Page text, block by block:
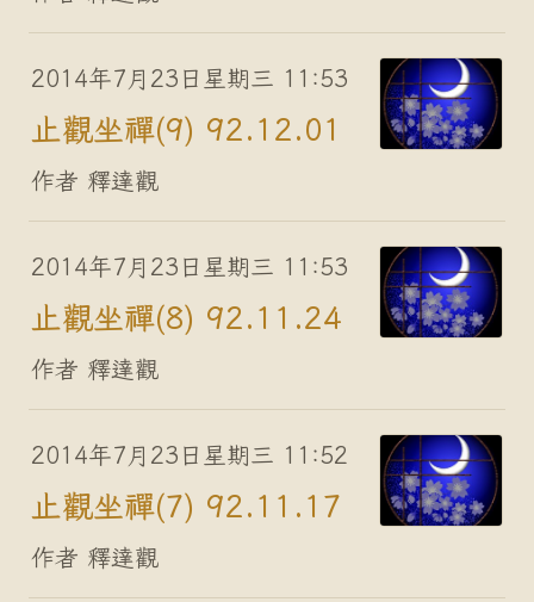
2014年7月23日星期三 11:53
止觀坐禪(9) 92.12.01
作者 釋達觀
2014年7月23日星期三 11:53
止觀坐禪(8) 92.11.24
作者 釋達觀
2014年7月23日星期三 11:52
止觀坐禪(7) 92.11.17
作者 釋達觀